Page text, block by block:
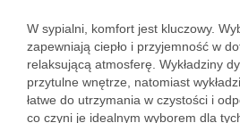
W sypialni, komfort jest kluczowy.
zapewniają ciepło i przyjemność w
relaksującą atmosferę. Wykładziny
przytulne wnętrze, natomiast
łatwe do utrzymania w czystości i
co czyni je idealnym wyborem dla